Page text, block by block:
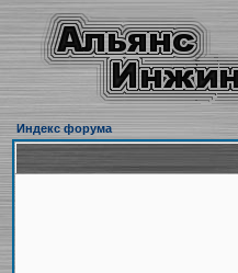
Индекс форума